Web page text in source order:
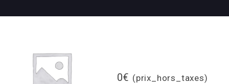
0€ (prix_hors_taxes)